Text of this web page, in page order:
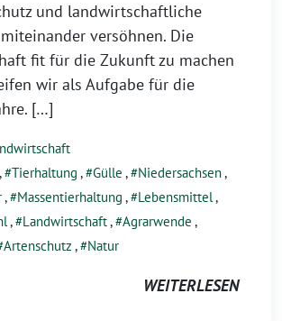
und landwirtschaftliche
versöhnen. Die
fit für die Zukunft zu machen
wir als Aufgabe für die
[…]
, Tierhaltung , Gülle , Niedersachsen,
, Massentierhaltung , Lebensmittel,
, Landwirtschaft, Agrarwende ,
Artenschutz , Natur
WEITERLESEN